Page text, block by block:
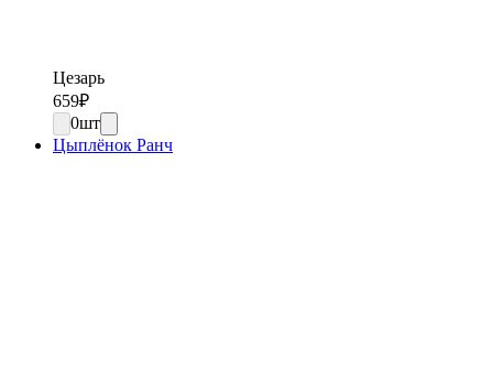
Цезарь
659₽
0шт
Цыплёнок Ранч